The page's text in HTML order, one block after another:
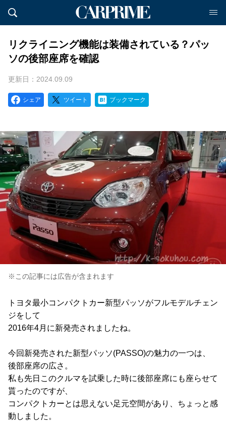
リクライニング機能は装備されている？パッ
ソの後部座席を確認
更新日：2024.09.09
シェア ツイート ブックマーク
※この記事には広告が含まれます
トヨタ最小コンパクトカー新型パッソがフルモデルチェン
ジをして
2016年4月に新発売されましたね。
今回新発売された新型パッソ(PASSO)の魅力の一つは、
後部座席の広さ。
私も先日このクルマを試乗した時に後部座席にも座らせて
貰ったのですが、
コンパクトカーとは思えない足元空間があり、ちょっと感
動しました。